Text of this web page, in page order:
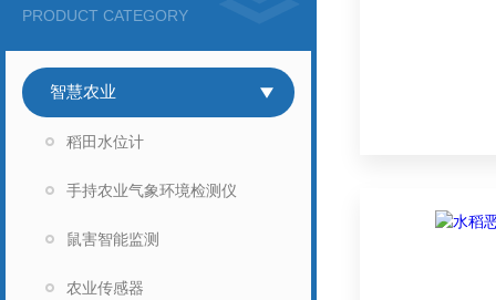
PRODUCT CATEGORY
智慧农业
稻田水位计
手持农业气象环境检测仪
鼠害智能监测
农业传感器